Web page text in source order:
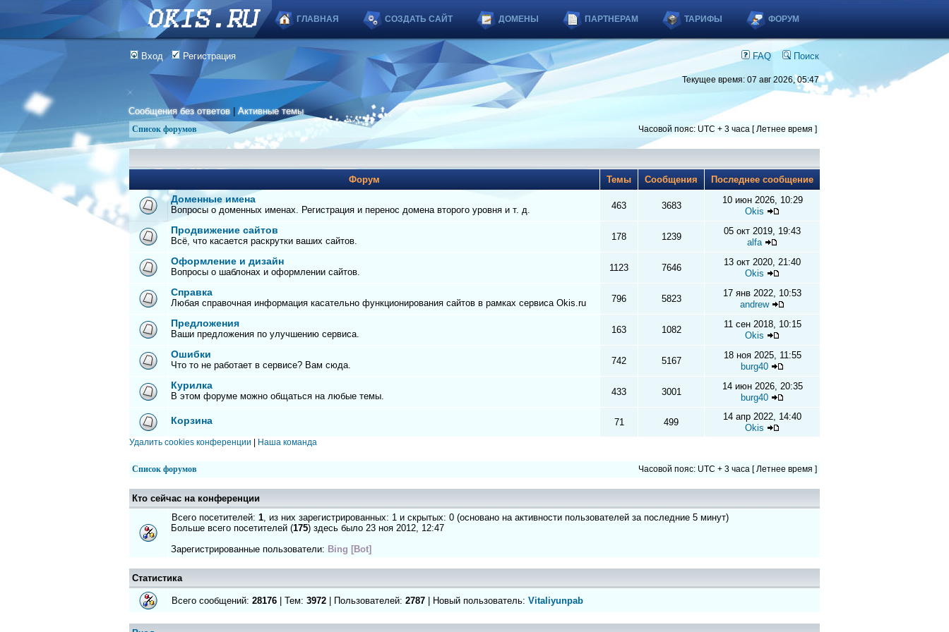
ГЛАВНАЯ СОЗДАТЬ САЙТ ДОМЕНЫ ПАРТНЕРАМ ТАРИФЫ ФОРУМ
Вход Регистрация FAQ Поиск
Текущее время: 07 авг 2026, 05:47
Сообщения без ответов |Активные темы
Список форумов Часовой пояс: UTC + 3 часа [ Летнее время ]
Форум Темы Сообщения Последнее сообщение
Доменные имена
Вопросы о доменных именах. Регистрация и перенос домена второго уровня и т. д. 463 3683
10 июн 2026, 10:29
Okis
Продвижение сайтов
Всё, что касается раскрутки ваших сайтов. 178 1239
05 окт 2019, 19:43
alfa
Оформление и дизайн
Вопросы о шаблонах и оформлении сайтов. 1123 7646
13 окт 2020, 21:40
Okis
Справка
Любая справочная информация касательно функционирования сайтов в рамках сервиса Okis.ru 796 5823
17 янв 2022, 10:53
andrew
Предложения
Ваши предложения по улучшению сервиса. 163 1082
11 сен 2018, 10:15
Okis
Ошибки
Что то не работает в сервисе? Вам сюда. 742 5167
18 ноя 2025, 11:55
burg40
Курилка
В этом форуме можно общаться на любые темы. 433 3001
14 июн 2026, 20:35
burg40
Корзина 71 499
14 апр 2022, 14:40
Okis
Удалить cookies конференции Наша команда
Список форумов Часовой пояс: UTC + 3 часа [ Летнее время ]
Кто сейчас на конференции
Всего посетителей: 1, из них зарегистрированных: 1 и скрытых: 0 (основано на активности пользователей за последние 5 минут)
Больше всего посетителей (175) здесь было 23 ноя 2012, 12:47
Зарегистрированные пользователи: Bing [Bot]
Статистика
Всего сообщений: 28176 | Тем: 3972 | Пользователей: 2787 | Новый пользователь: Vitaliyunpab